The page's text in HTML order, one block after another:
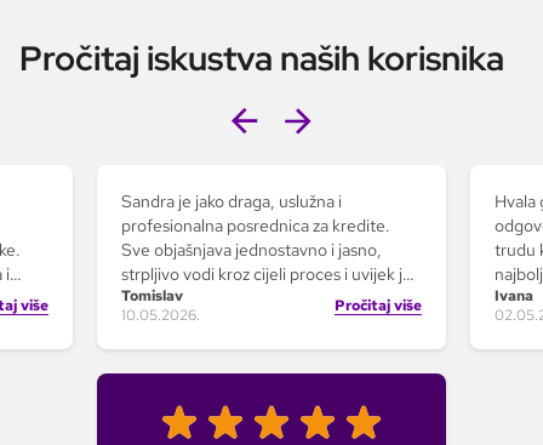
Pročitaj iskustva naših korisnika
i
gđi
više
Sandra je jako draga, uslužna i
profesionalna posrednica za kredite.
Sve objašnjava jednostavno i jasno,
strpljivo vodi kroz cijeli proces i uvijek je
tu za sva pitanja. S njom je cijeli
postupak puno lakši i bez stresa, jer se
stvarno potrudi da sve bude razumljivo i
riješeno kako treba.
Tomislav
10.05.2026.
Pročitaj više
Hvala
trudu
Ivana